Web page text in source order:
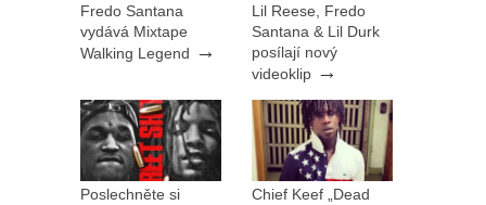
Fredo Santana
vydává Mixtape
Walking Legend →
Lil Reese, Fredo
Santana & Lil Durk
posílají nový
videoklip →
Poslechněte si
Chief Keef „Dead